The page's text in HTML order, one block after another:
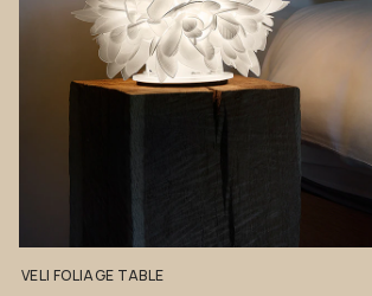
VELI FOLIAGE TABLE